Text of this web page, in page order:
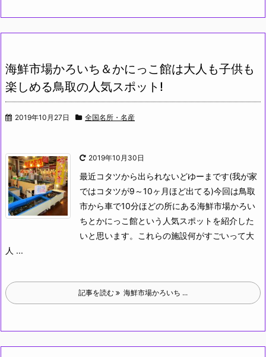
海鮮市場かろいち＆かにっこ館は大人も子供も
楽しめる鳥取の人気スポット!
2019年10月27日 全国名所・名産
2019年10月30日
最近コタツから出られないどゆーまです(我が家
ではコタツが9～10ヶ月ほど出てる)今回は鳥取
市から車で10分ほどの所にある海鮮市場かろい
ちとかにっこ館という人気スポットを紹介した
いと思います。これらの施設何がすごいって大
人 ...
記事を読む 海鮮市場かろいち ...